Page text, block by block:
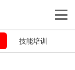
技能培训